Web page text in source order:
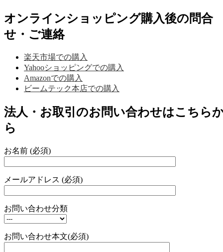
オンラインショッピング購入後の問合
せ・ご連絡
楽天市場での購入
Yahooショッピングでの購入
Amazonでの購入
ビームテック本店での購入
法人・お取引のお問い合わせはこちら
ら
お名前 (必須)
メールアドレス (必須)
お問い合わせ分類
お問い合わせ本文(必須)